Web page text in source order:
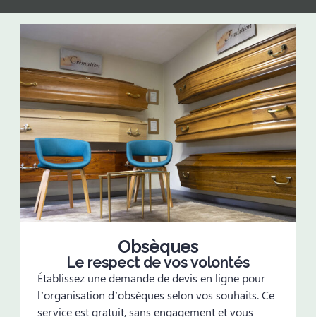
Obsèques
Le respect de vos volontés
Établissez une demande de devis en ligne pour
l’organisation d’obsèques selon vos souhaits. Ce
service est gratuit, sans engagement et vous